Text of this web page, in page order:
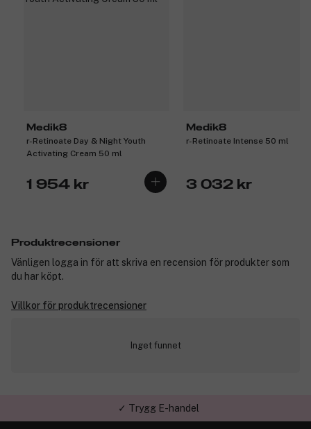
Medik8
r-Retinoate Day & Night Youth
Activating Cream 50 ml
1 954 kr
Medik8
r-Retinoate Intense 50 ml
3 032 kr
Produktrecensioner
Vänligen logga in för att skriva en recension för produkter som
du har köpt.
Villkor för produktrecensioner
Inget funnet
✓ Trygg E-handel